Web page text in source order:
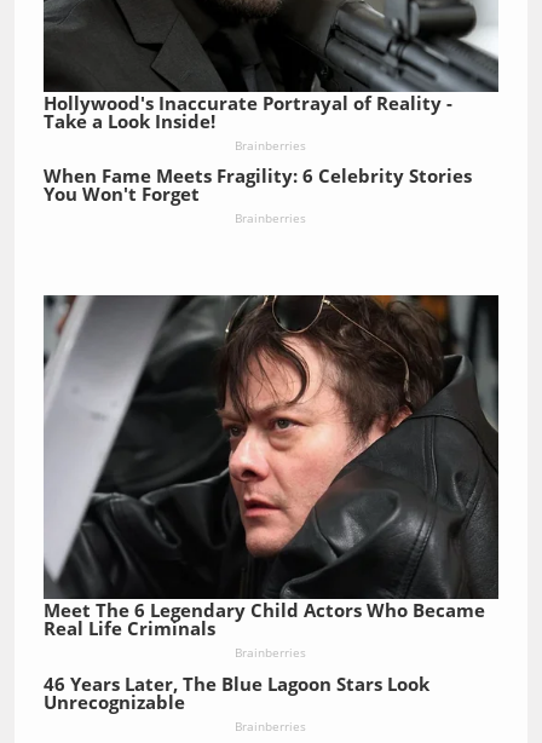
Hollywood's Inaccurate Portrayal of Reality -
Take a Look Inside!
Brainberries
When Fame Meets Fragility: 6 Celebrity Stories
You Won't Forget
Brainberries
Meet The 6 Legendary Child Actors Who Became
Real Life Criminals
Brainberries
46 Years Later, The Blue Lagoon Stars Look
Unrecognizable
Brainberries